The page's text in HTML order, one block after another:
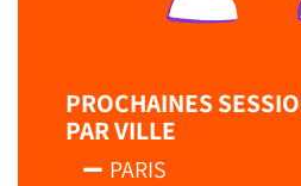
PROCHAINES
PAR VILLE
PARIS